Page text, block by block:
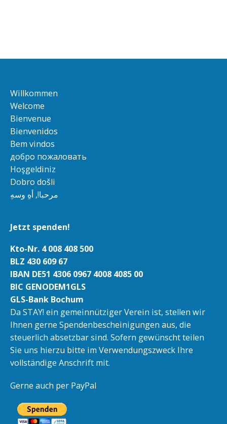
Willkommen
Welcome
Bienvenue
Bienvenidos
Bem vindos
добро пожаловать
Hoşgeldiniz
Dobro došli
مرحبا!, أهِ وسهِ
Jetzt spenden!
Kto-Nr. 4 008 408 500
BLZ 430 609 67
IBAN DE51 4306 0967 4008 4085 00
BIC GENODEM1GLS
GLS-Bank Bochum
Da STAY! ein gemeinnütziger Verein ist, stellen wir
Ihnen gerne Spendenbescheinigungen aus, die
steuerlich absetzbar sind. Sofern gewünscht teilen
Sie uns hierzu bitte im Verwendungszweck Ihre
vollständige Anschrift mit.
Gerne auch per PayPal